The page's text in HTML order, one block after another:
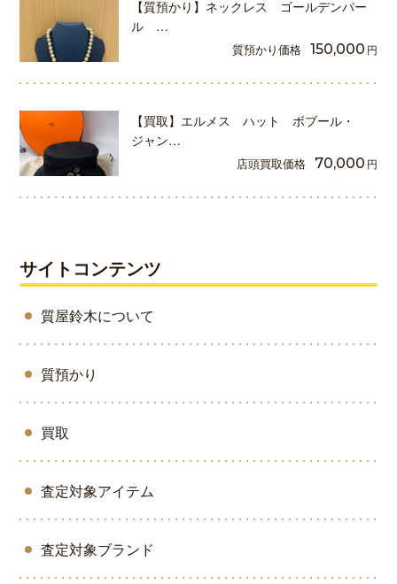
【質預かり】ネックレス ゴールデンパー
ル …
質預かり価格 150,000 円
【買取】エルメス ハット ボブール・
ジャン…
店頭買取価格 70,000 円
サイトコンテンツ
質屋鈴木について
質預かり
買取
査定対象アイテム
査定対象ブランド